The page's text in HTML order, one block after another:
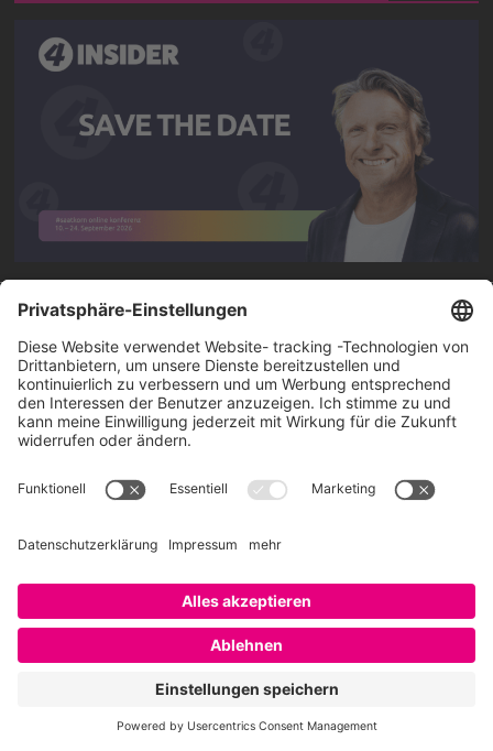
Über SAATKORN
SAATKORN ist der Blog von Gero Hesse. Seit 2009 schreibt
er über die Themen Employer Branding,
Personalmarketing, Recruiting, New Work und Social
Impressum